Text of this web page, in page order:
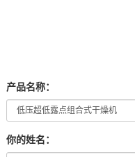
产品名称：
你的姓名：